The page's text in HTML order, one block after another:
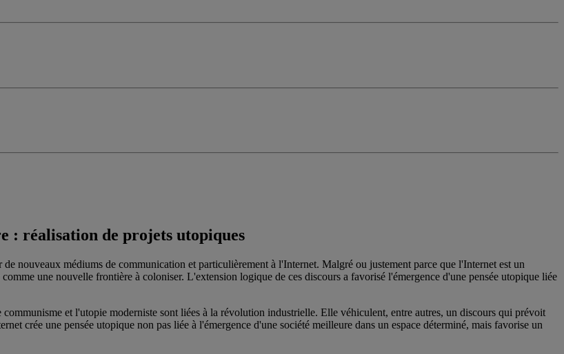
: réalisation de projets utopiques
nouveaux médiums de communication et particulièrement à l'Internet. Malgré ou justement parce que l'Internet est un
une nouvelle frontière à coloniser. L'extension logique de ces discours a favorisé l'émergence d'une pensée utopique liée
et l'utopie moderniste sont liées à la révolution industrielle. Elle véhiculent, entre autres, un discours qui prévoit
crée une pensée utopique non pas liée à l'émergence d'une société meilleure dans un espace déterminé, mais favorise un